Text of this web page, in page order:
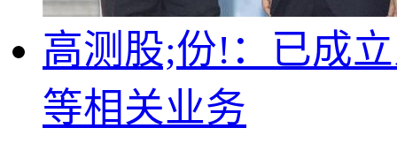
高测股;份!：已成
等相关业务